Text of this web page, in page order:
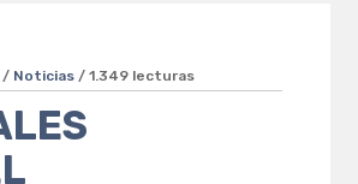
/ Noticias / 1.349 lecturas